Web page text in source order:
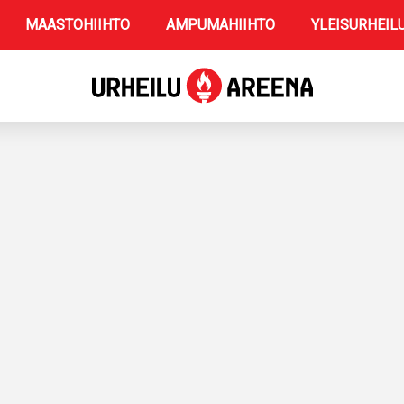
MAASTOHIIHTO AMPUMAHIIHTO